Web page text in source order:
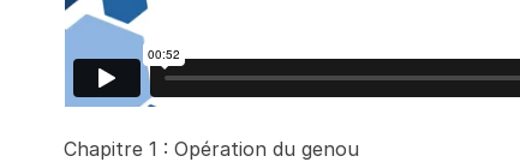
Chapitre 1 : Opération du genou